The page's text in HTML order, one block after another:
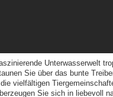
Unterwasserwelt
Sie über das bunte
vielfältigen
Sie sich in liebevoll